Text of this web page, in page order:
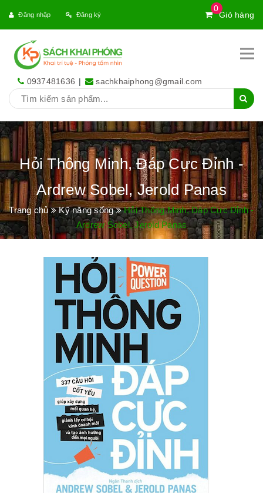
0
Giỏ hàng
Đăng nhập Đăng ký
0937481636 | sachkhaiphong@gmail.com
Hỏi Thông Minh, Đáp Cực Đỉnh -
Ardrew Sobel, Jerold Panas
Trang chủ Kỹ năng sống
Hỏi Thông Minh, Đáp Cực Đỉnh -
Ardrew Sobel, Jerold Panas